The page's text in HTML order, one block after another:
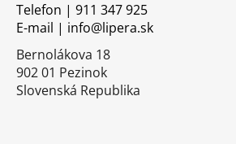
Telefon | 911 347 925
E-mail | info@lipera.sk
Bernolákova 18
902 01 Pezinok
Slovenská Republika